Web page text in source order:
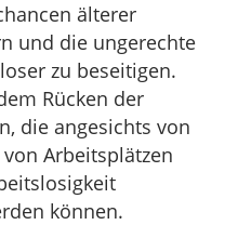
älterer
und die ungerechte
zu beseitigen.
Rücken der
die angesichts von
Arbeitsplätzen
können.